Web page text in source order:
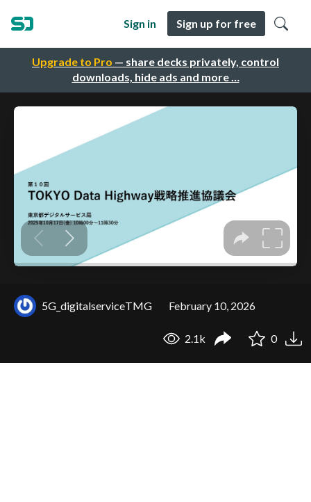
Upgrade to Pro — share decks privately, control
downloads, hide ads and more …
Sign in Sign up for free
5G_digitalserviceTMG February 10, 2026
2.1k 0